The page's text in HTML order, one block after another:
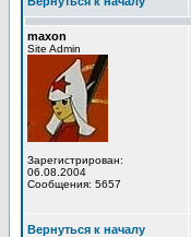
maxon
Site Admin
Зарегистрирован:
06.08.2004
Сообщения: 5657
Вернуться к началу